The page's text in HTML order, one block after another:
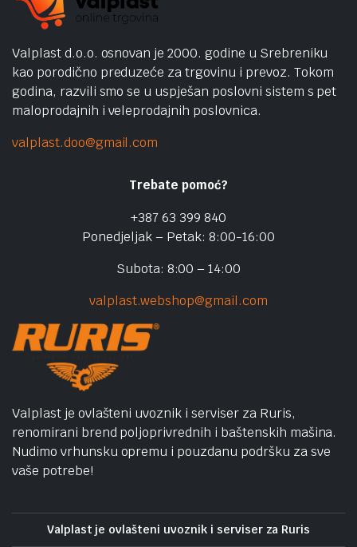
Valplast d.o.o. osnovan je 2000. godine u Srebreniku
kao porodično preduzeće za trgovinu i prevoz. Tokom
godina, razvili smo se u uspješan poslovni sistem s pet
maloprodajnih i veleprodajnih poslovnica.
valplast.doo@gmail.com
Trebate pomoć?
+387 63 399 840
Ponedjeljak – Petak: 8:00-16:00
Subota: 8:00 – 14:00
valplast.webshop@gmail.com
Valplast je ovlašteni uvoznik i serviser za Ruris,
renomirani brend poljoprivrednih i baštenskih mašina.
Nudimo vrhunsku opremu i pouzdanu podršku za sve
vaše potrebe!
Valplast je ovlašteni uvoznik i serviser za Ruris